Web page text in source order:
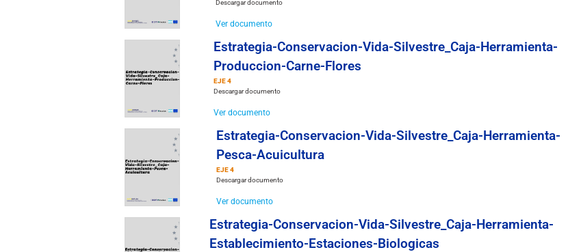
Descargar documento
Ver documento
Estrategia-Conservacion-Vida-Silvestre_Caja-Herramienta-
Produccion-Carne-Flores
EJE 4
Descargar documento
Ver documento
Estrategia-Conservacion-Vida-Silvestre_Caja-Herramienta-
Pesca-Acuicultura
EJE 4
Descargar documento
Ver documento
Estrategia-Conservacion-Vida-Silvestre_Caja-Herramienta-
Establecimiento-Estaciones-Biologicas